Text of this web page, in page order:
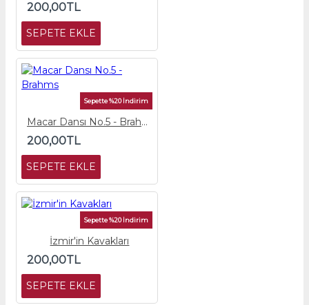
200,00TL
SEPETE EKLE
Sepette %20 İndirim
Macar Dansı No.5 - Brahms
200,00TL
SEPETE EKLE
Sepette %20 İndirim
İzmir'in Kavakları
200,00TL
SEPETE EKLE